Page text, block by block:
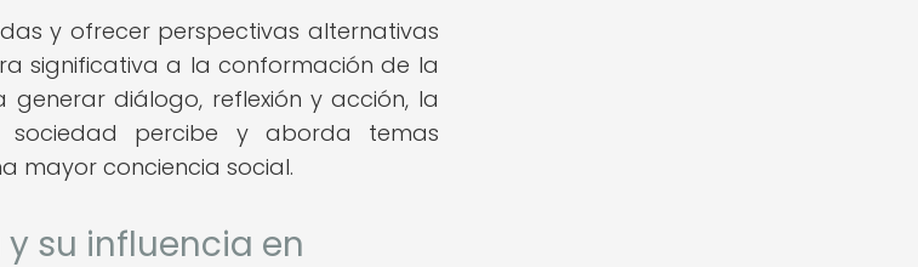
y ofrecer perspectivas alternativas
significativa a la conformación de la
diálogo, reflexión y acción, la
percibe y aborda temas
mayor conciencia social.
su influencia en